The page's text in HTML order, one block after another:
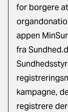
for borgere
appen
fra
kampagne,
registrere